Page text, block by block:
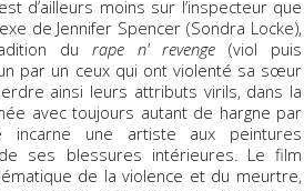
d’ailleurs moins sur l’inspecteur que
de Jennifer Spencer (Sondra Locke),
du rape n' revenge (viol puis
par un ceux qui ont violenté sa sœur
ainsi leurs attributs virils, dans la
avec toujours autant de hargne par
incarne une artiste aux peintures
ses blessures intérieures. Le film
de la violence et du meurtre,